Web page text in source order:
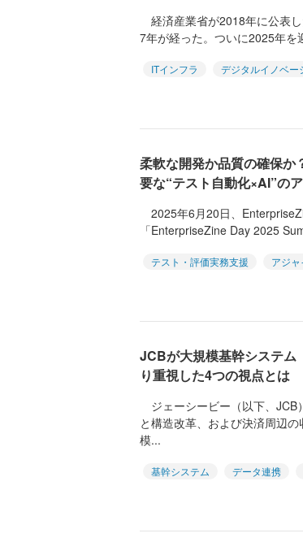
経済産業省が2018年に公表
7年が経った。ついに2025年を
ITインフラ デジタルイノベー
柔軟な開発か品質の確保か
要な“テスト自動化×AI”の
2025年6月20日、
「EnterpriseZine Day 2025
テスト・評価実務支援 アジ
JCBが大規模基幹システ
り重視した4つの視点とは
ジェーシービー（以下、JCB
と構造改革、および決済周辺
模...
基幹システム データ連携